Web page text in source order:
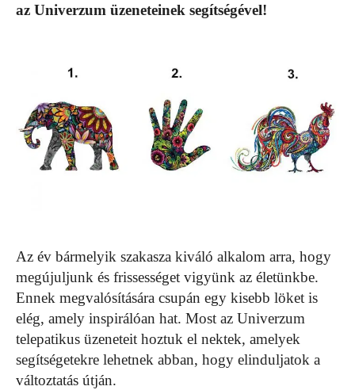
az Univerzum üzeneteinek segítségével!
Az év bármelyik szakasza kiváló alkalom arra, hogy
megújuljunk és frissességet vigyünk az életünkbe.
Ennek megvalósítására csupán egy kisebb löket is
elég, amely inspirálóan hat. Most az Univerzum
telepatikus üzeneteit hoztuk el nektek, amelyek
segítségetekre lehetnek abban, hogy elinduljatok a
változtatás útján.